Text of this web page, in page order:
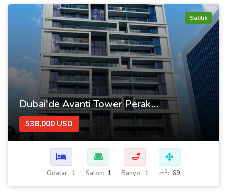
Satılık
Dubai'de Avanti Tower Perakende kompleksi içinde satılık daire
538,000 USD
Odalar: 1 Salon: 1
🛁
Banyo: 1 m2: 69